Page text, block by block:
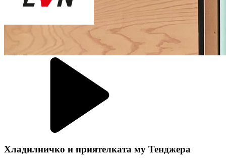
Хладилничко и приятелката му Тенджера